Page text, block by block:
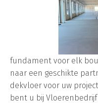
fundament voor elk
naar een geschikte
dekvloer voor uw
bent u bij